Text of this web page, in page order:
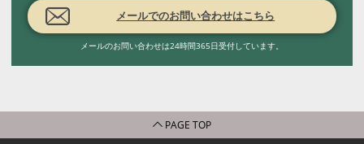
メールでのお問い合わせはこちら
メールのお問い合わせは24時間365日受付しています。
PAGE TOP